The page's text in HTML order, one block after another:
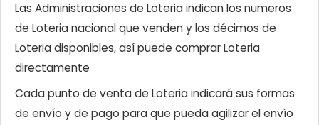
Las Administraciones de Loteria indican los numeros
de Loteria nacional que venden y los décimos de
Loteria disponibles, así puede comprar Loteria
directamente
Cada punto de venta de Loteria indicará sus formas
de envío y de pago para que pueda agilizar el envío